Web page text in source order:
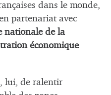
dans le monde,
partenariat avec
nationale de la
économique
lui, de ralentir